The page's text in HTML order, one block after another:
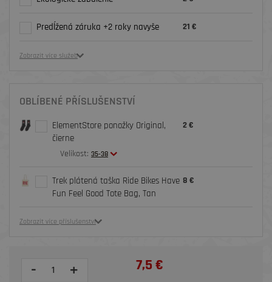
Predĺžená záruka +2 roky navyše 21 €
Zobrazit více služeb
OBLÍBENÉ PŘÍSLUŠENSTVÍ
ElementStore ponožky Original,
čierne
Velikost: 35-38
2 €
Trek plátená taška Ride Bikes Have
Fun Feel Good Tote Bag, Tan
8 €
Zobrazit více příslušenství
- + 7,5 €